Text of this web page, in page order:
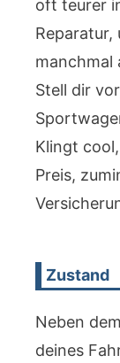
oft teurer
Reparatur,
manchmal
Stell dir
Klingt
Preis,
Zustand
Neben
deines